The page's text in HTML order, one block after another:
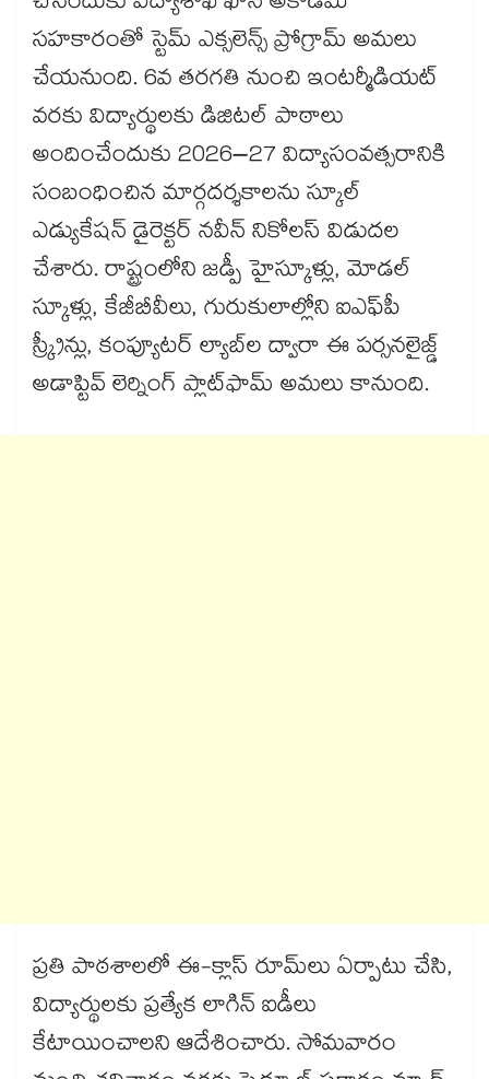
సహకారంతో స్టెమ్ ఎక్సలెన్స్ ప్రోగ్రామ్ అమలు
చేయనుంది. 6వ తరగతి నుంచి ఇంటర్మీడియట్
వరకు విద్యార్థులకు డిజిటల్ పాఠాలు
అందించేందుకు 2026–27 విద్యాసంవత్సరానికి
సంబంధించిన మార్గదర్శకాలను స్కూల్
ఎడ్యుకేషన్ డైరెక్టర్ నవీన్ నికోలస్ విడుదల
చేశారు. రాష్ట్రంలోని జడ్పీ హైస్కూళ్లు, మోడల్
స్కూళ్లు, కేజీబీవీలు, గురుకులాల్లోని ఐఎఫ్‌‌పీ
స్క్రీన్లు, కంప్యూటర్ ల్యాబ్‌‌ల ద్వారా ఈ పర్సనలైజ్డ్
అడాప్టివ్ లెర్నింగ్ ప్లాట్‌‌ఫామ్ అమలు కానుంది.
ప్రతి పాఠశాలలో ఈ-క్లాస్‌‌ రూమ్‌‌లు ఏర్పాటు చేసి,
విద్యార్థులకు ప్రత్యేక లాగిన్ ఐడీలు
కేటాయించాలని ఆదేశించారు. సోమవారం